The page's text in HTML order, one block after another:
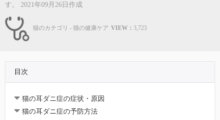
す。 2021年09月26日作成
猫のカテゴリ - 猫の健康ケア VIEW： 3,723
目次
猫の耳ダニ症の症状・原因
猫の耳ダニ症の予防方法